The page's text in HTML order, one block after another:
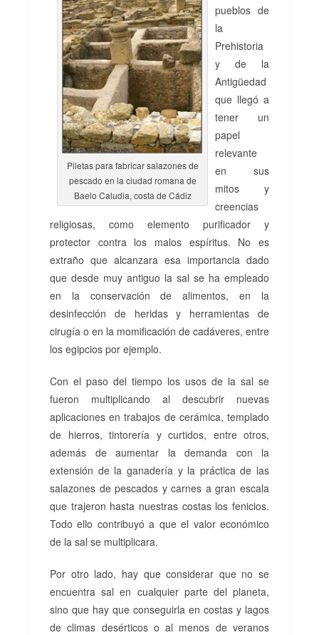
Piletas para fabricar salazones de
pescado en la ciudad romana de
Baelo Caludia, costa de Cádiz
pueblos de
la
Prehistoria
y de la
Antigüedad
que llegó a
tener un
papel
relevante
en sus
mitos y
creencias
religiosas, como elemento purificador y
protector contra los malos espíritus. No es
extraño que alcanzara esa importancia dado
que desde muy antiguo la sal se ha empleado
en la conservación de alimentos, en la
desinfección de heridas y herramientas de
cirugía o en la momificación de cadáveres, entre
los egipcios por ejemplo.
Con el paso del tiempo los usos de la sal se
fueron multiplicando al descubrir nuevas
aplicaciones en trabajos de cerámica, templado
de hierros, tintorería y curtidos, entre otros,
además de aumentar la demanda con la
extensión de la ganadería y la práctica de las
salazones de pescados y carnes a gran escala
que trajeron hasta nuestras costas los fenicios.
Todo ello contribuyó a que el valor económico
de la sal se multiplicara.
Por otro lado, hay que considerar que no se
encuentra sal en cualquier parte del planeta,
sino que hay que conseguirla en costas y lagos
de climas desérticos o al menos de veranos